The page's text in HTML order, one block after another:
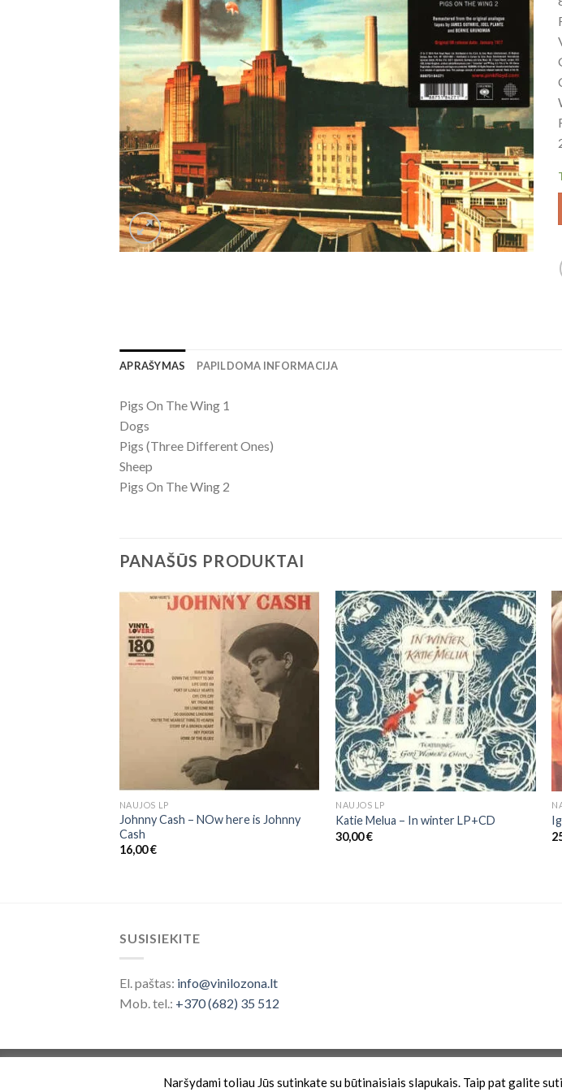
APRAŠYMAS PAPILDOMA INFORMACIJA
Pigs On The Wing 1
Dogs
Pigs (Three Different Ones)
Sheep
Pigs On The Wing 2
PANAŠŪS PRODUKTAI
NAUJOS LP
Johnny Cash – NOw here is Johnny
Cash
16,00€
NAUJOS LP
Katie Melua – In winter LP+CD
30,00€
SUSISIEKITE
El. paštas: info@vinilozona.lt
Mob. tel.: +370 (682) 35 512
Naršydami toliau Jūs sutinkate su būtinaisiais slapukais. Taip pat galite